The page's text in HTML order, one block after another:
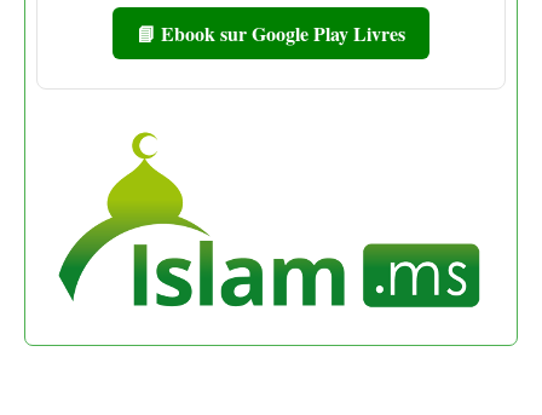
📘 Ebook sur Google Play Livres